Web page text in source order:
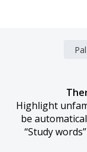
Highlight
be
“Study